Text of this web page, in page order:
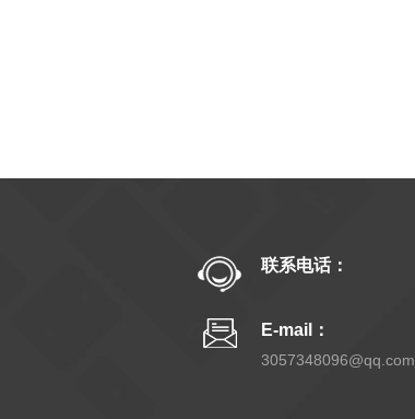
联系电话：
E-mail：
3057348096@qq.com